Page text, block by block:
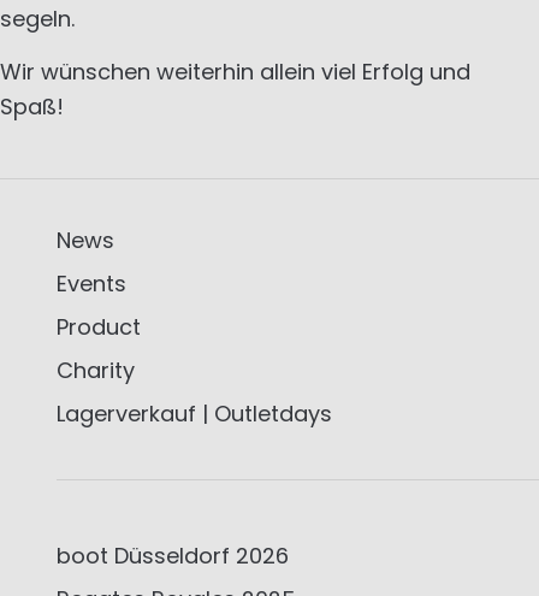
segeln.
Wir wünschen weiterhin allein viel Erfolg und
Spaß!
News
Events
Product
Charity
Lagerverkauf | Outletdays
boot Düsseldorf 2026